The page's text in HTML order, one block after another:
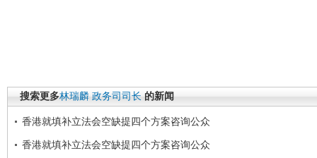
搜索更多林瑞麟 政务司司长 的新闻
香港就填补立法会空缺提四个方案咨询公众
香港就填补立法会空缺提四个方案咨询公众